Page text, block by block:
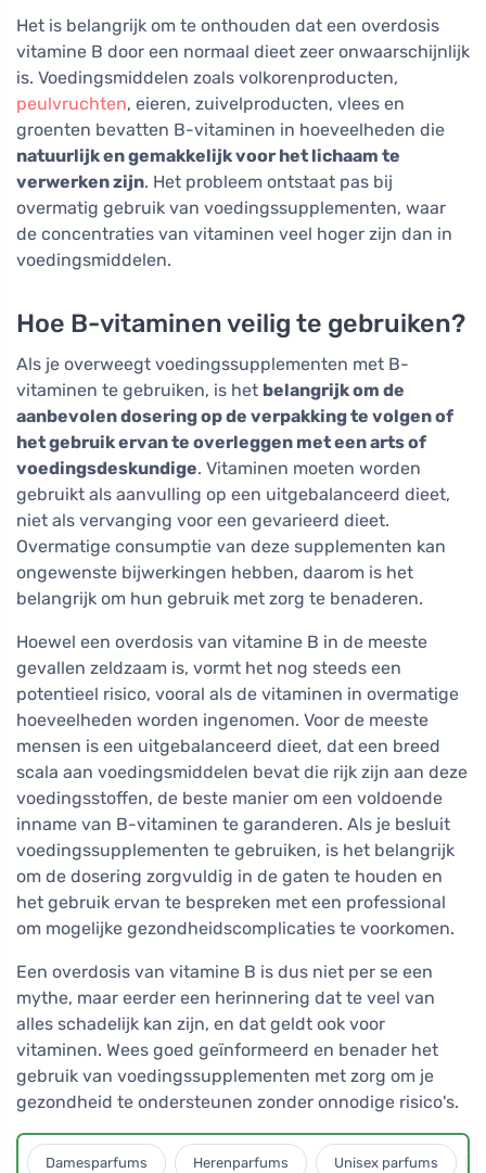
Het is belangrijk om te onthouden dat een overdosis
vitamine B door een normaal dieet zeer onwaarschijnlijk
is. Voedingsmiddelen zoals volkorenproducten,
peulvruchten, eieren, zuivelproducten, vlees en
groenten bevatten B-vitaminen in hoeveelheden die
natuurlijk en gemakkelijk voor het lichaam te
verwerken zijn. Het probleem ontstaat pas bij
overmatig gebruik van voedingssupplementen, waar
de concentraties van vitaminen veel hoger zijn dan in
voedingsmiddelen.
Hoe B-vitaminen veilig te gebruiken?
Als je overweegt voedingssupplementen met B-
vitaminen te gebruiken, is het belangrijk om de
aanbevolen dosering op de verpakking te volgen of
het gebruik ervan te overleggen met een arts of
voedingsdeskundige. Vitaminen moeten worden
gebruikt als aanvulling op een uitgebalanceerd dieet,
niet als vervanging voor een gevarieerd dieet.
Overmatige consumptie van deze supplementen kan
ongewenste bijwerkingen hebben, daarom is het
belangrijk om hun gebruik met zorg te benaderen.
Hoewel een overdosis van vitamine B in de meeste
gevallen zeldzaam is, vormt het nog steeds een
potentieel risico, vooral als de vitaminen in overmatige
hoeveelheden worden ingenomen. Voor de meeste
mensen is een uitgebalanceerd dieet, dat een breed
scala aan voedingsmiddelen bevat die rijk zijn aan deze
voedingsstoffen, de beste manier om een voldoende
inname van B-vitaminen te garanderen. Als je besluit
voedingssupplementen te gebruiken, is het belangrijk
om de dosering zorgvuldig in de gaten te houden en
het gebruik ervan te bespreken met een professional
om mogelijke gezondheidscomplicaties te voorkomen.
Een overdosis van vitamine B is dus niet per se een
mythe, maar eerder een herinnering dat te veel van
alles schadelijk kan zijn, en dat geldt ook voor
vitaminen. Wees goed geïnformeerd en benader het
gebruik van voedingssupplementen met zorg om je
gezondheid te ondersteunen zonder onnodige risico's.
Damesparfums Herenparfums Unisex parfums